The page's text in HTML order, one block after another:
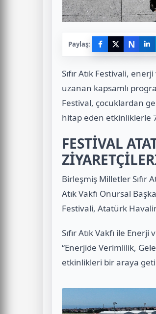
Paylaş: N
Sıfır Atık Festivali,
uzanan kapsamlı
Festival, çocuklardan
hitap eden etkinliklerle
FESTİVAL
Birleşmiş Milletler Sıfır
Atık Vakfı Onursal
Festivali, Atatürk
Sıfır Atık Vakfı ile
“Enerjide Verimlilik,
etkinlikleri bir araya